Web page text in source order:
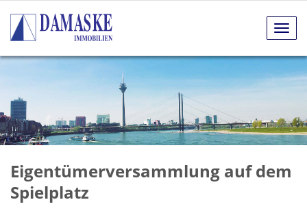
Eigentümerversammlung auf dem
Spielplatz